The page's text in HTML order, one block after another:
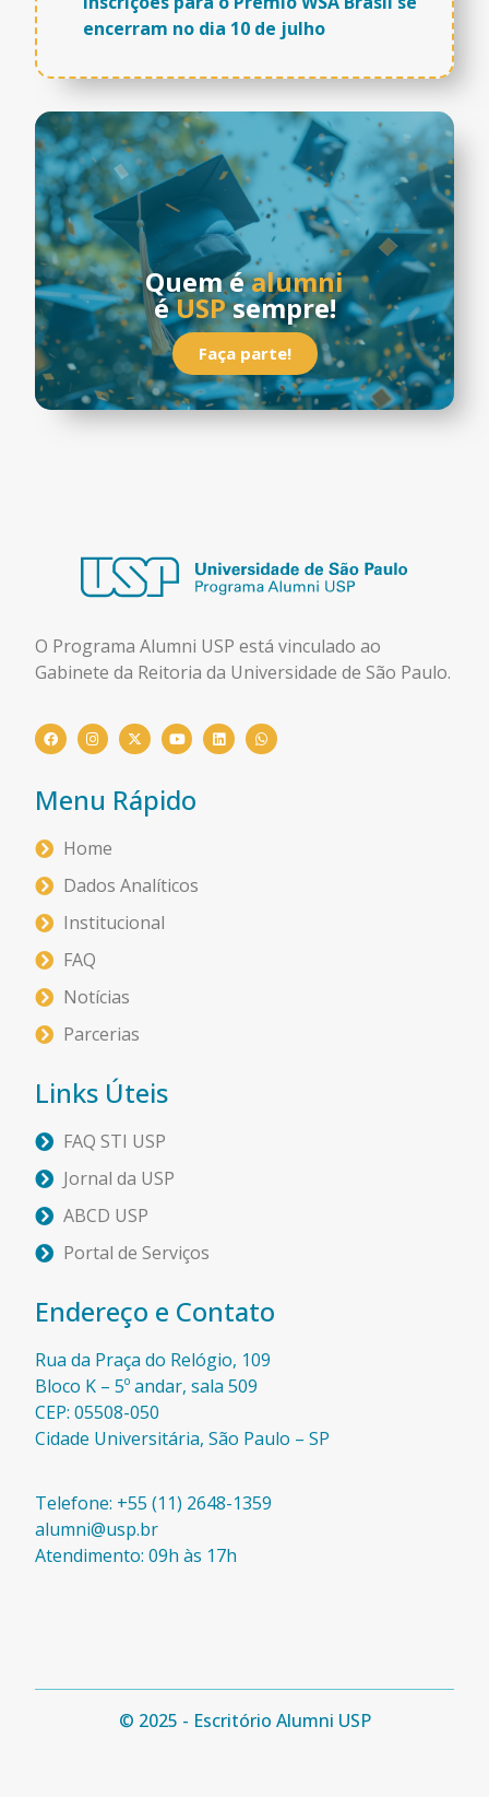
encerram no dia 10 de julho
Quem éalumni
éUSPsempre!
Faça parte!
O Programa Alumni USP está vinculado ao
Gabinete da Reitoria da Universidade de São Paulo.
Menu Rápido
Home
Dados Analíticos
Institucional
FAQ
Notícias
Parcerias
Links Úteis
FAQ STI USP
Jornal da USP
ABCD USP
Portal de Serviços
Endereço e Contato
Rua da Praça do Relógio, 109
Bloco K – 5º andar, sala 509
CEP: 05508-050
Cidade Universitária, São Paulo – SP​
Telefone: +55 (11) 2648-1359
alumni@usp.br
Atendimento: 09h às 17h
© 2025 - Escritório Alumni USP